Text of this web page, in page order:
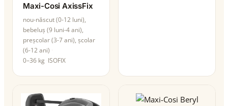
Maxi-Cosi AxissFix
nou-născut (0-12 luni),
bebeluș (9 luni-4 ani),
preșcolar (3-7 ani), școlar
(6-12 ani)
0–36 kg ISOFIX